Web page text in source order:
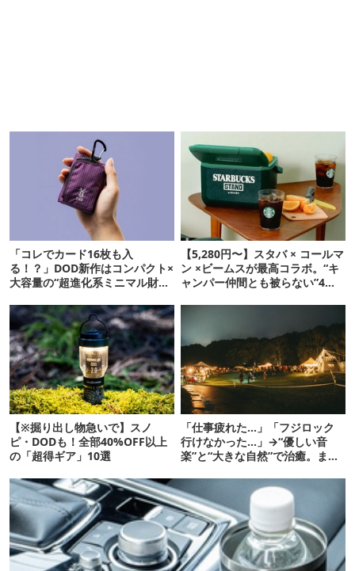
「コレでカード16枚も入
る！？」DOD新作はコンパクト×
大容量の“超進化系ミニマル財
【5,280円〜】スタバ × コールマ
ン ×ビームスが最高コラボ。“キ
ャンパー仲間とも被らない”4ア
【※掘り出し物急いで】スノ
ピ・DODも！全部40%OFF以上
の「超得ギア」10選
「仕事疲れた…」「フジロック
行けなかった…」→“優しい音
楽”と“大きな自然”で治癒。まだ